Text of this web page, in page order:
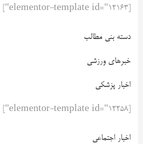
دسته بنی مطالب
خبرهای ورزشی
اخبار پزشکی
اخبار اجتماعی